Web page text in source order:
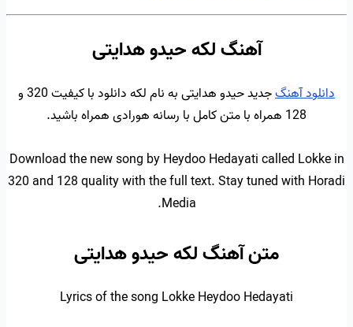
آهنگ لکه حیدو هدایتی
دانلود آهنگ
جدید حیدو هدایتی به نام لکه دانلود با کیفیت 320 و
128 همراه با متن کامل با رسانه هورادی همراه باشید.
Download the new song by Heydoo Hedayati called Lokke in
320 and 128 quality with the full text. Stay tuned with Horadi
Media.
متن آهنگ لکه حیدو هدایتی
Lyrics of the song Lokke Heydoo Hedayati